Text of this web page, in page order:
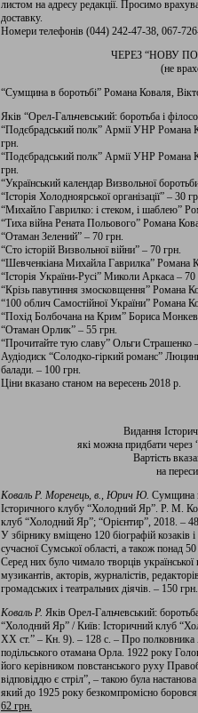
листом на адресу редакції. Просимо
доставку.
Номери телефонів (044) 242-47-38, 067-
ЧЕРЕЗ “НОВУ
(не
“Сумщина в боротьбі” Романа Коваля,
Яків “Орел-Гальчевський: боротьба і
“Подєбрадський полк” Армії УНР Романа
грн.
“Подєбрадський полк” Армії УНР Романа
грн.
“Український календар Визвольної
“Історія Холодноярської організації” – 30
“Михайло Гаврилко: і стеком, і шаблею”
“Тиха війна Рената Польового” Романа
“Отаман Зелений” – 70 грн.
“Сто історій Визвольної війни” – 70 грн.
“Шевченкіана Михайла Гаврилка” Романа
“Історія України-Русі” Миколи Аркаса – 70
“Крізь павутиння змосковщення” Романа
“100 облич Самостійної України” Романа
“Похід Болбочана на Крим” Бориса
“Отаман Орлик” – 55 грн.
“Прочитайте тую славу” Ольги Страшенко
Аудіодиск “Солодко-гіркий романс”
балади. – 100 грн.
Ціни вказано станом на вересень 2018 р.
Видання
які можна придбати
Вартість
на
Коваль Р. Моренець, в., Юрич Ю. Сумщина в
Історичного клубу “Холодний Яр”. Р. М.
клуб “Холодний Яр”; “Орієнтир”, 2018. –
У збірнику вміщено 120 біографій
сучасної Сумської області, а також понад
Серед них було чимало творців
музикантів, акторів, журналістів,
громадських і театральних діячів. – 150 грн.
Коваль Р. Яків Орел-Гальчевський:
“Холодний Яр” / Київ: Історичний клуб
ХХ ст.” – Кн. 9). – 128 с. – Про полковника
подільського отамана Орла. 1922 року
його керівником повстанського руху
відповіддю є стріл”, – такою була
який до 1925 року безкомпромісно боровся
62 грн.